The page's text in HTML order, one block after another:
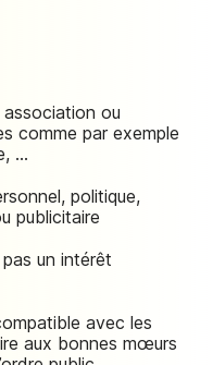
ou
comme par exemple
…
politique,
publicitaire
un intérêt
avec les
aux bonnes mœurs